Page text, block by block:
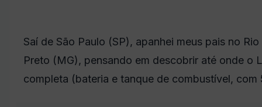
Saí de São Paulo (SP), apanhei meus pais no
Preto (MG), pensando em descobrir até onde o
completa (bateria e tanque de combustível,